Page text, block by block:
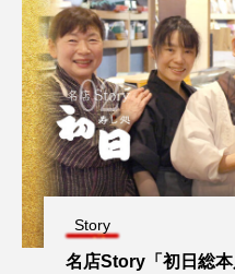
Story
名店Story「初日総